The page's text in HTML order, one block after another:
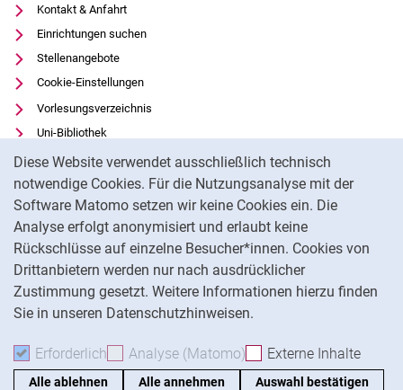
Diese Website verwendet ausschließlich technisch
notwendige Cookies. Für die Nutzungsanalyse mit der
Software Matomo setzen wir keine Cookies ein. Die
Analyse erfolgt anonymisiert und erlaubt keine
Rückschlüsse auf einzelne Besucher*innen. Cookies von
Drittanbietern werden nur nach ausdrücklicher
Zustimmung gesetzt. Weitere Informationen hierzu finden
Sie in unseren Datenschutzhinweisen.
Erforderlich Erforderliche Cookies akzeptieren
Analyse (Matomo) Analyse-Cookies
Externe Inhalte
Alle ablehnen Alle annehmen Auswahl bestätigen
Kontakt & Anfahrt
Einrichtungen suchen
Stellenangebote
Cookie-Einstellungen
Vorlesungsverzeichnis
Uni-Bibliothek
Moodle
Panopto
Datenschutz
Barrierefreiheit
Transparenter KI-Einsatz